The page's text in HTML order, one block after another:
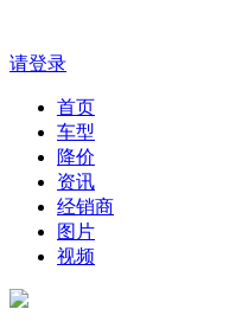
请登录
首页
车型
降价
资讯
经销商
图片
视频